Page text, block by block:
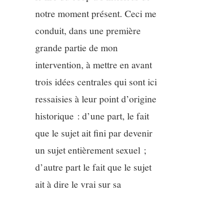
notre moment présent. Ceci me
conduit, dans une première
grande partie de mon
intervention, à mettre en avant
trois idées centrales qui sont ici
ressaisies à leur point d’origine
historique : d’une part, le fait
que le sujet ait fini par devenir
un sujet entièrement sexuel ;
d’autre part le fait que le sujet
ait à dire le vrai sur sa